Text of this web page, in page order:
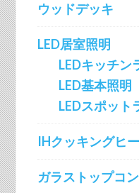
ウッドデッキ
LED居室照明
LEDキッチン
LED基本照明
LEDスポット
IHクッキングヒ
ガラストップコ